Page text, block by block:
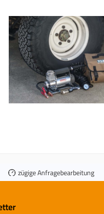
zügige Anfragebearbeitung